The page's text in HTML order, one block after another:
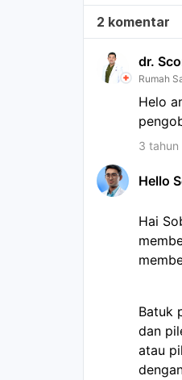
2 komentar
dr.
Rumah
Helo
3 tahun
Hello
Hai
Batuk
dan
atau